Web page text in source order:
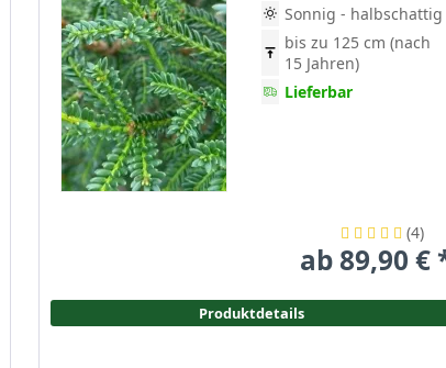
Sonnig - halbschattig
bis zu 125 cm (nach
15 Jahren)
Lieferbar
(4)
ab 89,90 €
Produktdetails